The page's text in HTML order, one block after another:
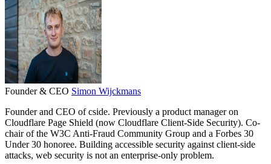
Founder & CEO Simon Wijckmans
Founder and CEO of cside. Previously a product manager on
Cloudflare Page Shield (now Cloudflare Client-Side Security). Co-
chair of the W3C Anti-Fraud Community Group and a Forbes 30
Under 30 honoree. Building accessible security against client-side
attacks, web security is not an enterprise-only problem.